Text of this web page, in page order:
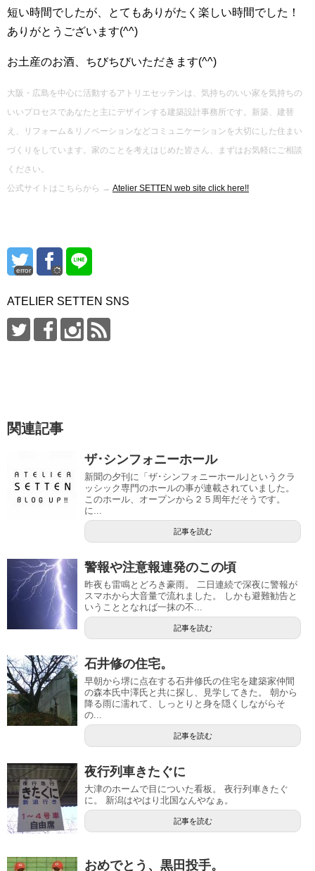
短い時間でしたが、とてもありがたく楽しい時間でした！
ありがとうございます(^^)
お土産のお酒、ちびちびいただきます(^^)
大阪・広島を中心に活動するアトリエセッテンは、気持ちのいい家を気持ちの
いいプロセスであなたと主にデザインする建築設計事務所です。新築、建替
え、リフォーム＆リノベーションなどコミュニケーションを大切にした住まい
づくりをしています。家のことを考えはじめた皆さん、まずはお気軽にご相談
ください。
公式サイトはこちらから → Atelier SETTEN web site click here!!
error
ATELIER SETTEN SNS
関連記事
ザ･シンフォニーホール
新聞の夕刊に「ザ･シンフォニーホール｣というクラ
ッシック専門のホールの事が連載されていました。
このホール、オープンから２５周年だそうです。
に...
記事を読む
警報や注意報連発のこの頃
昨夜も雷鳴とどろき豪雨。 二日連続で深夜に警報が
スマホから大音量で流れました。 しかも避難勧告と
いうこととなれば一抹の不...
記事を読む
石井修の住宅。
早朝から堺に点在する石井修氏の住宅を建築家仲間
の森本氏中澤氏と共に探し、見学してきた。 朝から
降る雨に濡れて、しっとりと身を隠くしながらそ
の...
記事を読む
夜行列車きたぐに
大津のホームで目についた看板。 夜行列車きたぐ
に。 新潟はやはり北国なんやなぁ。
記事を読む
おめでとう、黒田投手。